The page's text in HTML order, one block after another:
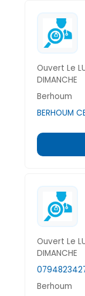
Ouvert Le
DIMANCHE
Berhoum
BERHOUM
Ouvert Le
DIMANCHE
Berhoum